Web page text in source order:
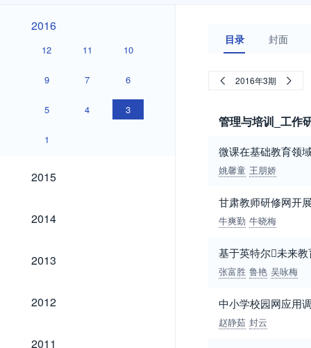
2016
2016
12 11 10
9 7 6
5 4 3
1
2015
2015
2014
2014
2013
2013
2012
2012
2011
2011
目录 封面
2016年3期
管理与培训_工作
微课在基础教育领
姚馨童 王朋娇
甘肃教师研修网开
牛爽勤 牛晓梅
基于英特尔未来
张富胜 鲁艳 吴咏梅
中小学校园网应用
赵静茹 封云